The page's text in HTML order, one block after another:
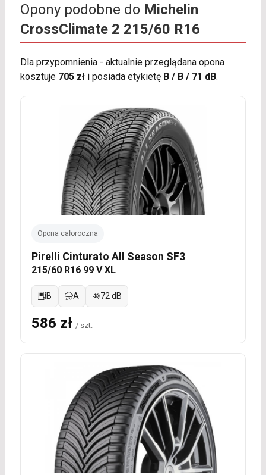
Opony podobne do Michelin
CrossClimate 2 215/60 R16
Dla przypomnienia - aktualnie przeglądana opona
kosztuje 705 złi posiada etykietę B / B / 71 dB.
Opona całoroczna
Pirelli Cinturato All Season SF3
215/60 R16 99 V XL
B A 72 dB
586 zł / szt.